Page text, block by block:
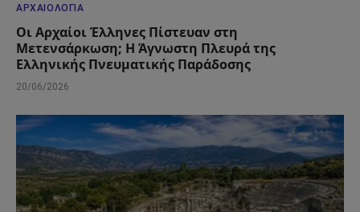
ΑΡΧΑΙΟΛΟΓΊΑ
Οι Αρχαίοι Έλληνες Πίστευαν στη
Μετενσάρκωση; Η Άγνωστη Πλευρά της
Ελληνικής Πνευματικής Παράδοσης
20/06/2026